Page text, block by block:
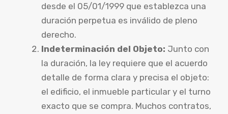
desde el 05/01/1999 que establezca una
duración perpetua es inválido de pleno
derecho.
Indeterminación del Objeto: Junto con
la duración, la ley requiere que el acuerdo
detalle de forma clara y precisa el objeto:
el edificio, el inmueble particular y el turno
exacto que se compra. Muchos contratos,